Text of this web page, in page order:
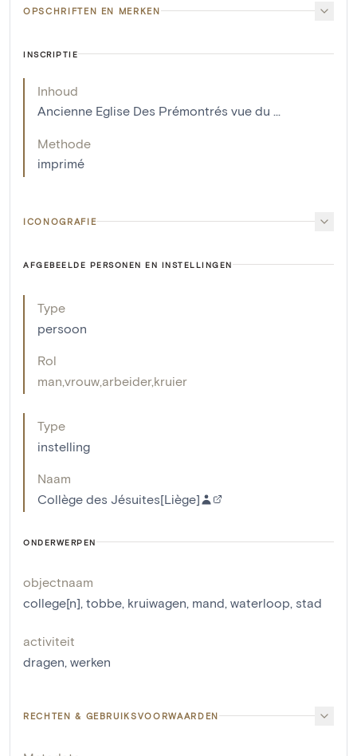
OPSCHRIFTEN EN MERKEN
INSCRIPTIE
Inhoud
Ancienne Eglise Des Prémontrés vue du ...
Methode
imprimé
ICONOGRAFIE
AFGEBEELDE PERSONEN EN INSTELLINGEN
Type
persoon
Rol
man vrouw arbeider,kruier
Type
instelling
Naam
Collège des Jésuites[Liège]
ONDERWERPEN
objectnaam
college[n] tobbe kruiwagen mand waterloop stad
activiteit
dragen werken
RECHTEN & GEBRUIKSVOORWAARDEN